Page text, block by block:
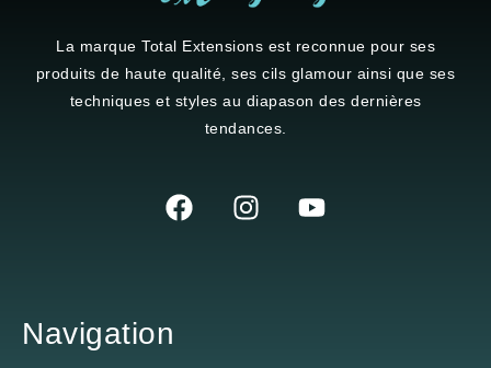
La marque Total Extensions est reconnue pour ses
produits de haute qualité, ses cils glamour ainsi que ses
techniques et styles au diapason des dernières
tendances.
Navigation